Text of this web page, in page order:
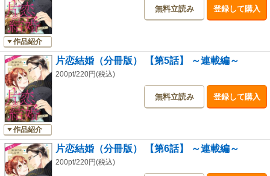
作品紹介
無料立読み 登録して購入
作品紹介
片恋結婚（分冊版） 【第5話】 ～連載編～
200pt/220円(税込)
無料立読み 登録して購入
片恋結婚（分冊版） 【第6話】 ～連載編～
200pt/220円(税込)